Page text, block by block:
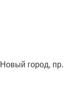
Новый город, пр.